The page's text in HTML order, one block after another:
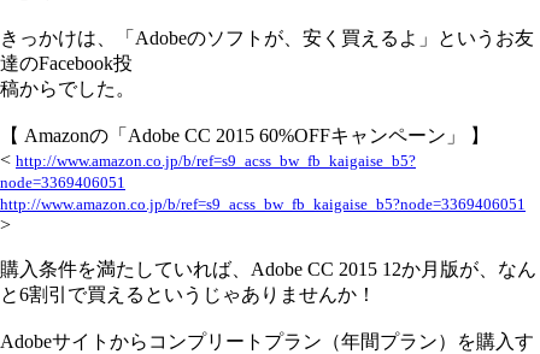
きっかけは、「Adobeのソフトが、安く買えるよ」というお友
達のFacebook投
稿からでした。
【 Amazonの「Adobe CC 2015 60%OFFキャンペーン」 】
< http://www.amazon.co.jp/b/ref=s9_acss_bw_fb_kaigaise_b5?
node=3369406051
http://www.amazon.co.jp/b/ref=s9_acss_bw_fb_kaigaise_b5?node=3369406051
>
購入条件を満たしていれば、Adobe CC 2015 12か月版が、なん
と6割引で買えるというじゃありませんか！
Adobeサイトからコンプリートプラン（年間プラン）を購入す